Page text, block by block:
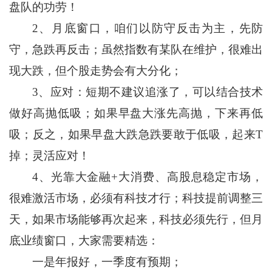
盘队的功劳！
2、月底窗口，咱们以防守反击为主，先防
守，急跌再反击；虽然指数有某队在维护，很难出
现大跌，但个股走势会有大分化；
3、应对：短期不建议追涨了，可以结合技术
做好高抛低吸；如果早盘大涨先高抛，下来再低
吸；反之，如果早盘大跌急跌要敢于低吸，起来T
掉；灵活应对！
4、光靠大金融+大消费、高股息稳定市场，
很难激活市场，必须有科技才行；科技提前调整三
天，如果市场能够再次起来，科技必须先行，但月
底业绩窗口，大家需要精选：
一是年报好，一季度有预期；